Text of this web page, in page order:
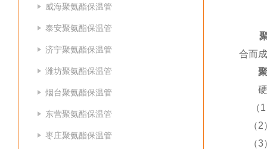
威海聚氨酯保温管
泰安聚氨酯保温管
济宁聚氨酯保温管
潍坊聚氨酯保温管
烟台聚氨酯保温管
东营聚氨酯保温管
枣庄聚氨酯保温管
聚
合而
聚
硬
（1
（2
（3